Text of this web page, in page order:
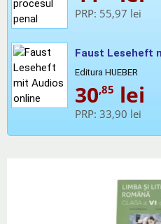
PRP: 55,97 lei
Faust Leseheft
Editura HUEBER
30,85 lei
PRP: 33,90 lei